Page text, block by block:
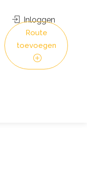
Inloggen
Route
toevoegen